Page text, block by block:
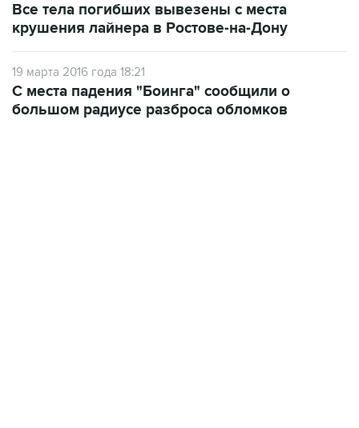
Все тела погибших вывезены с места
крушения лайнера в Ростове-на-Дону
19 марта 2016 года 18:21
С места падения "Боинга" сообщили о
большом радиусе разброса обломков